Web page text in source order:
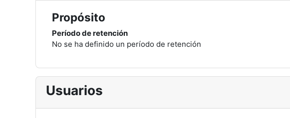
Propósito
Período de retención
No se ha definido un período de retención
Usuarios